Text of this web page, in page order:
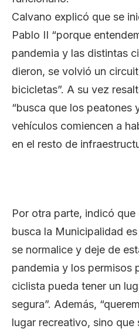
Calvano explicó que se
Pablo II “porque
pandemia y las distintas
dieron, se volvió un
bicicletas”. A su vez
“busca que los peatones
vehículos comiencen a
en el resto de
Por otra parte, indicó
busca la Municipalidad
se normalice y deje de
pandemia y los permisos
ciclista pueda tener un
segura”. Además,
lugar recreativo, sino que